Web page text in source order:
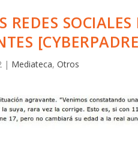
| Mediateca,Otros